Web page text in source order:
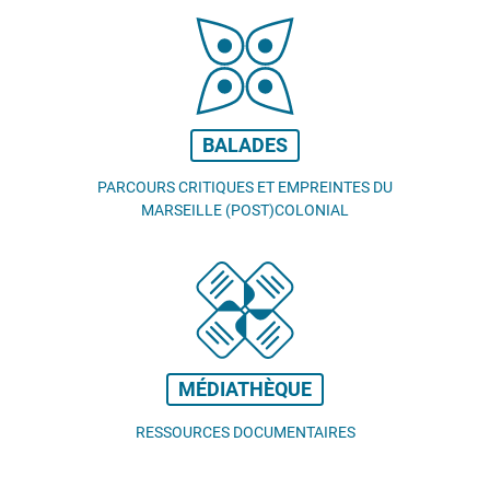
BALADES
PARCOURS CRITIQUES ET EMPREINTES DU
MARSEILLE (POST)COLONIAL
MÉDIATHÈQUE
RESSOURCES DOCUMENTAIRES